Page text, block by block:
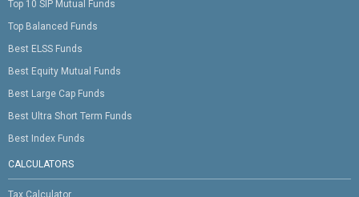
Top 10 SIP Mutual Funds
Top Balanced Funds
Best ELSS Funds
Best Equity Mutual Funds
Best Large Cap Funds
Best Ultra Short Term Funds
Best Index Funds
CALCULATORS
Tax Calculator